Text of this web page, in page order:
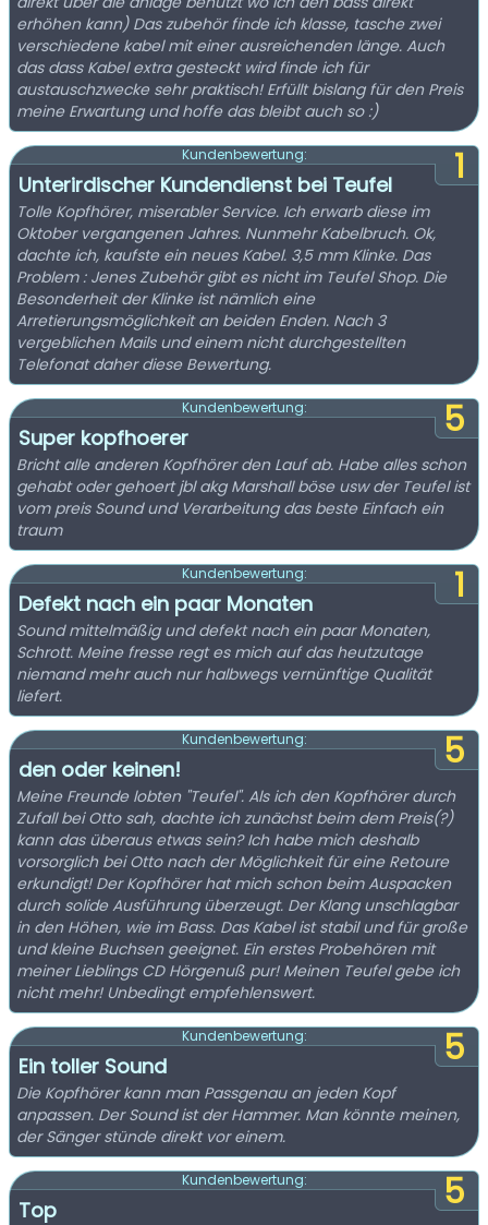
erhöhen kann) Das zubehör finde ich klasse, tasche zwei
verschiedene kabel mit einer ausreichenden länge. Auch
das dass Kabel extra gesteckt wird finde ich für
austauschzwecke sehr praktisch! Erfüllt bislang für den Preis
meine Erwartung und hoffe das bleibt auch so :)
1
Kundenbewertung:
Unterirdischer Kundendienst bei Teufel
Tolle Kopfhörer, miserabler Service. Ich erwarb diese im
Oktober vergangenen Jahres. Nunmehr Kabelbruch. Ok,
dachte ich, kaufste ein neues Kabel. 3,5 mm Klinke. Das
Problem : Jenes Zubehör gibt es nicht im Teufel Shop. Die
Besonderheit der Klinke ist nämlich eine
Arretierungsmöglichkeit an beiden Enden. Nach 3
vergeblichen Mails und einem nicht durchgestellten
Telefonat daher diese Bewertung.
5
Kundenbewertung:
Super kopfhoerer
Bricht alle anderen Kopfhörer den Lauf ab. Habe alles schon
gehabt oder gehoert jbl akg Marshall böse usw der Teufel ist
vom preis Sound und Verarbeitung das beste Einfach ein
traum
1
Kundenbewertung:
Defekt nach ein paar Monaten
Sound mittelmäßig und defekt nach ein paar Monaten,
Schrott. Meine fresse regt es mich auf das heutzutage
niemand mehr auch nur halbwegs vernünftige Qualität
liefert.
5
Kundenbewertung:
den oder keinen!
Meine Freunde lobten "Teufel". Als ich den Kopfhörer durch
Zufall bei Otto sah, dachte ich zunächst beim dem Preis(?)
kann das überaus etwas sein? Ich habe mich deshalb
vorsorglich bei Otto nach der Möglichkeit für eine Retoure
erkundigt! Der Kopfhörer hat mich schon beim Auspacken
durch solide Ausführung überzeugt. Der Klang unschlagbar
in den Höhen, wie im Bass. Das Kabel ist stabil und für große
und kleine Buchsen geeignet. Ein erstes Probehören mit
meiner Lieblings CD Hörgenuß pur! Meinen Teufel gebe ich
nicht mehr! Unbedingt empfehlenswert.
5
Kundenbewertung:
Ein toller Sound
Die Kopfhörer kann man Passgenau an jeden Kopf
anpassen. Der Sound ist der Hammer. Man könnte meinen,
der Sänger stünde direkt vor einem.
5
Kundenbewertung:
Top